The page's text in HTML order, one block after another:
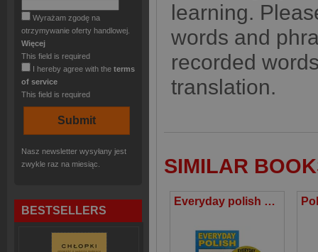
Wyrażam zgodę na
otrzymywanie oferty handlowej.
Więcej
This field is required
I hereby agree with the terms
of service
This field is required
Nasz newsletter wysyłany jest
zwykle raz na miesiąc.
BESTSELLERS
learning.
words and
recorded
translation.
SIMILAR
Everyday polish Język polski na co dzień z płytą CD Wersja anglojęzyczna